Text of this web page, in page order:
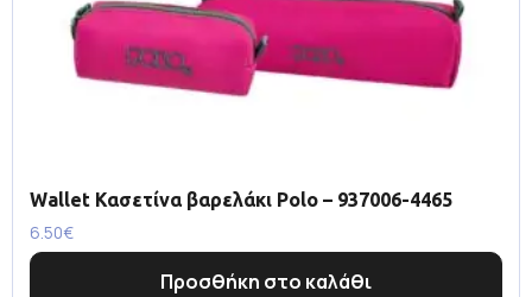
Wallet Κασετίνα βαρελάκι Polo – 937006-4465
6.50€
Προσθήκη στο καλάθι